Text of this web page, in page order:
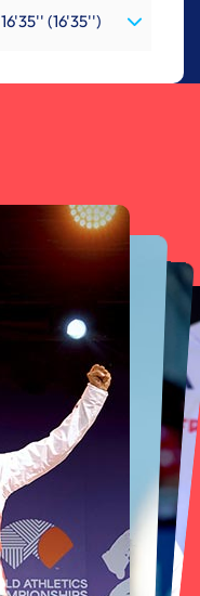
16'35'' (16'35'')